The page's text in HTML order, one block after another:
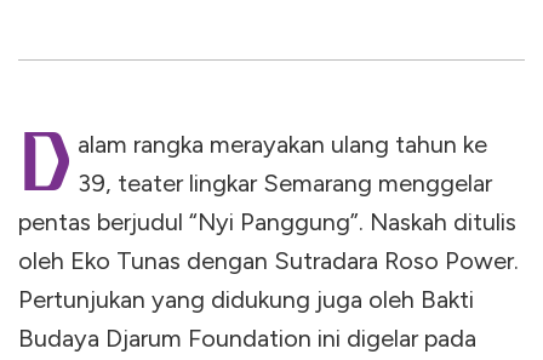
D alam rangka merayakan ulang tahun ke
39, teater lingkar Semarang menggelar
pentas berjudul “Nyi Panggung”. Naskah ditulis
oleh Eko Tunas dengan Sutradara Roso Power.
Pertunjukan yang didukung juga oleh Bakti
Budaya Djarum Foundation ini digelar pada